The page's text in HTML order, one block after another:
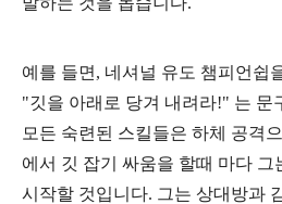
예를 들면, 네셔널 유도 챔피언쉽
"깃을 아래로 당겨 내려라!" 는 문
모든 숙련된 스킬들은 하체 공격
에서 깃 잡기 싸움을 할때 마다 그
시작할 것입니다. 그는 상대방과